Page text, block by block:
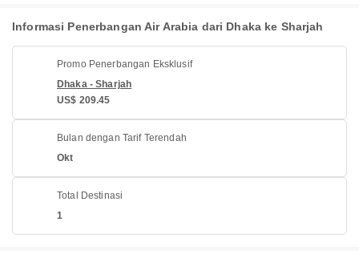
Informasi Penerbangan Air Arabia dari Dhaka ke Sharjah
Promo Penerbangan Eksklusif
Dhaka - Sharjah
US$ 209.45
Bulan dengan Tarif Terendah
Okt
Total Destinasi
1